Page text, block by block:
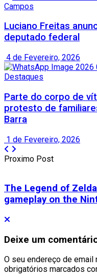
Campos
Luciano Freitas
deputado federal
4 de Fevereiro, 2026
Destaques
Parte do corpo de
protesto de
Barra
1 de Fevereiro, 2026
Proximo Post
The Legend of
gameplay on the
Deixe um
O seu endereço de email
obrigatórios marcados